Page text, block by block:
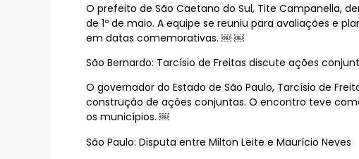
O prefeito de São Caetano do Sul, Tite Campanella,
de 1º de maio. A equipe se reuniu para avaliações e
em datas comemorativas. ￼ ￼
São Bernardo: Tarcísio de Freitas discute ações
O governador do Estado de São Paulo, Tarcísio de
construção de ações conjuntas. O encontro teve
os municípios. ￼
São Paulo: Disputa entre Milton Leite e Maurício Neves